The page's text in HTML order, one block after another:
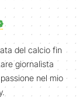
del calcio fin
giornalista
nel mio